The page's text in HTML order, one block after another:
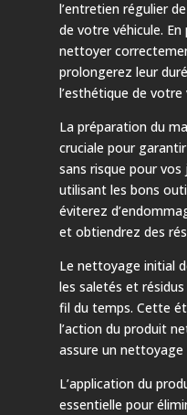
l’entretien régulier
de votre véhicule.
nettoyer
prolongerez leur
l’esthétique de votre
La préparation du
cruciale pour
sans risque pour vos
utilisant les bons
éviterez
et obtiendrez des
Le nettoyage initial
les saletés et
fil du temps. Cette
l’action du produit
assure un nettoyage
L’application du
essentielle pour